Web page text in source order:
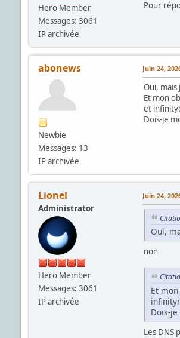
Hero Member
Messages: 3061
IP archivée
Pour
abonews
Newbie
Messages: 13
IP archivée
Juin 24,
Oui,
Et mon
et
Dois-je
Lionel
Administrator
Hero Member
Messages: 3061
IP archivée
Juin 24,
Oui,
non
Et
Dois-
Les